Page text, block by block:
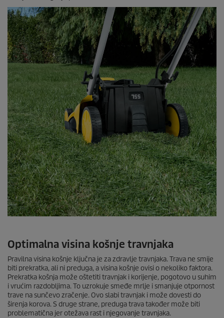
Optimalna visina košnje travnjaka
Pravilna visina košnje ključna je za zdravlje travnjaka. Trava ne smije
biti prekratka, ali ni preduga, a visina košnje ovisi o nekoliko faktora.
Prekratka košnja može oštetiti travnjak i korijenje, pogotovo u suhim
i vrućim razdobljima. To uzrokuje smeđe mrlje i smanjuje otpornost
trave na sunčevo zračenje. Ovo slabi travnjak i može dovesti do
širenja korova. S druge strane, preduga trava također može biti
problematična jer otežava rast i njegovanje travnjaka.